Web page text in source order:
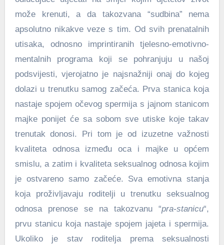
može krenuti, a da takozvana “sudbina” nema
apsolutno nikakve veze s tim. Od svih prenatalnih
utisaka, odnosno imprintiranih tjelesno-emotivno-
mentalnih programa koji se pohranjuju u našoj
podsvijesti, vjerojatno je najsnažniji onaj do kojeg
dolazi u trenutku samog začeća. Prva stanica koja
nastaje spojem očevog spermija s jajnom stanicom
majke ponijet će sa sobom sve utiske koje takav
trenutak donosi. Pri tom je od izuzetne važnosti
kvaliteta odnosa između oca i majke u općem
smislu, a zatim i kvaliteta seksualnog odnosa kojim
je ostvareno samo začeće. Sva emotivna stanja
koja proživljavaju roditelji u trenutku seksualnog
odnosa prenose se na takozvanu “pra-stanicu“,
prvu stanicu koja nastaje spojem jajeta i spermija.
Ukoliko je stav roditelja prema seksualnosti